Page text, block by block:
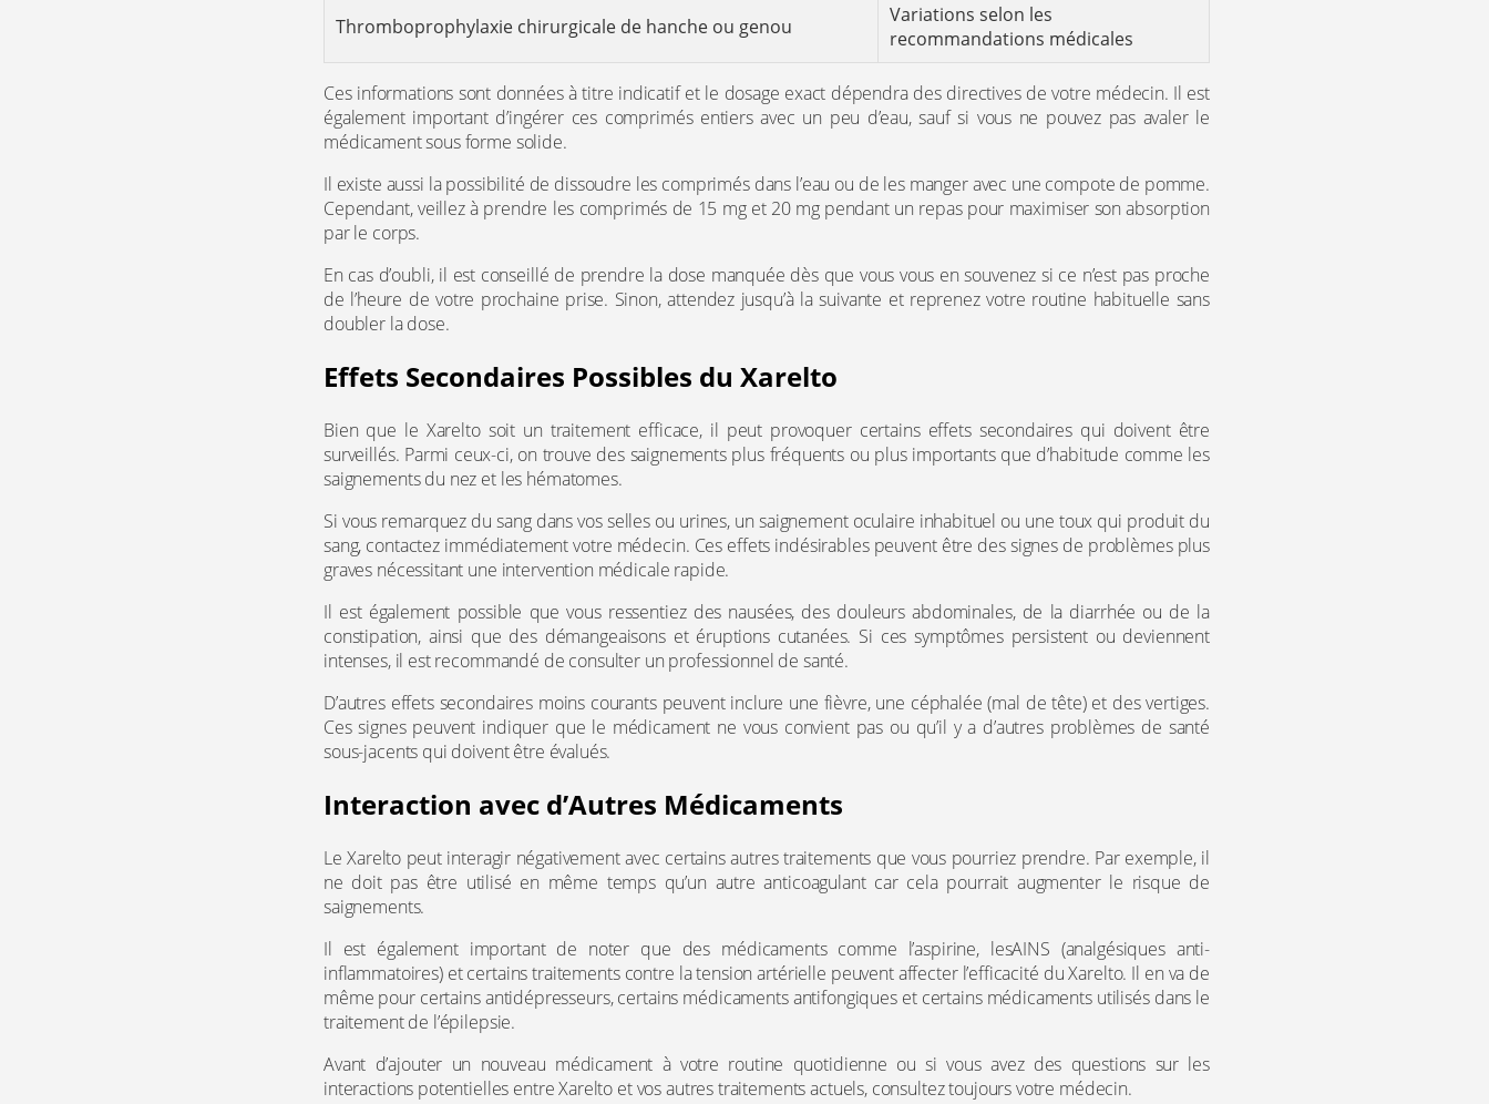
Thromboprophylaxie chirurgicale de hanche ou genou
Variations selon les
recommandations médicales
Ces informations sont données à titre indicatif et le dosage exact dépendra des directives de votre médecin. Il est
également important d’ingérer ces comprimés entiers avec un peu d’eau, sauf si vous ne pouvez pas avaler le
médicament sous forme solide.
Il existe aussi la possibilité de dissoudre les comprimés dans l’eau ou de les manger avec une compote de pomme.
Cependant, veillez à prendre les comprimés de 15 mg et 20 mg pendant un repas pour maximiser son absorption
par le corps.
En cas d’oubli, il est conseillé de prendre la dose manquée dès que vous vous en souvenez si ce n’est pas proche
de l’heure de votre prochaine prise. Sinon, attendez jusqu’à la suivante et reprenez votre routine habituelle sans
doubler la dose.
Effets Secondaires Possibles du Xarelto
Bien que le Xarelto soit un traitement efficace, il peut provoquer certains effets secondaires qui doivent être
surveillés. Parmi ceux-ci, on trouve des saignements plus fréquents ou plus importants que d’habitude comme les
saignements du nez et les hématomes.
Si vous remarquez du sang dans vos selles ou urines, un saignement oculaire inhabituel ou une toux qui produit du
sang, contactez immédiatement votre médecin. Ces effets indésirables peuvent être des signes de problèmes plus
graves nécessitant une intervention médicale rapide.
Il est également possible que vous ressentiez des nausées, des douleurs abdominales, de la diarrhée ou de la
constipation, ainsi que des démangeaisons et éruptions cutanées. Si ces symptômes persistent ou deviennent
intenses, il est recommandé de consulter un professionnel de santé.
D’autres effets secondaires moins courants peuvent inclure une fièvre, une céphalée (mal de tête) et des vertiges.
Ces signes peuvent indiquer que le médicament ne vous convient pas ou qu’il y a d’autres problèmes de santé
sous-jacents qui doivent être évalués.
Interaction avec d’Autres Médicaments
Le Xarelto peut interagir négativement avec certains autres traitements que vous pourriez prendre. Par exemple, il
ne doit pas être utilisé en même temps qu’un autre anticoagulant car cela pourrait augmenter le risque de
saignements.
Il est également important de noter que des médicaments comme l’aspirine, lesAINS (analgésiques anti-
inflammatoires) et certains traitements contre la tension artérielle peuvent affecter l’efficacité du Xarelto. Il en va de
même pour certains antidépresseurs, certains médicaments antifongiques et certains médicaments utilisés dans le
traitement de l’épilepsie.
Avant d’ajouter un nouveau médicament à votre routine quotidienne ou si vous avez des questions sur les
interactions potentielles entre Xarelto et vos autres traitements actuels, consultez toujours votre médecin.